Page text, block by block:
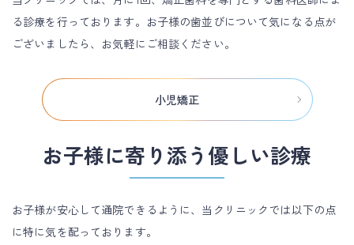
る診療を行っております。お子様の歯並びについて気になる点が
ございましたら、お気軽にご相談ください。
小児矯正
お子様に寄り添う優しい診療
お子様が安心して通院できるように、当クリニックでは以下の点
に特に気を配っております。